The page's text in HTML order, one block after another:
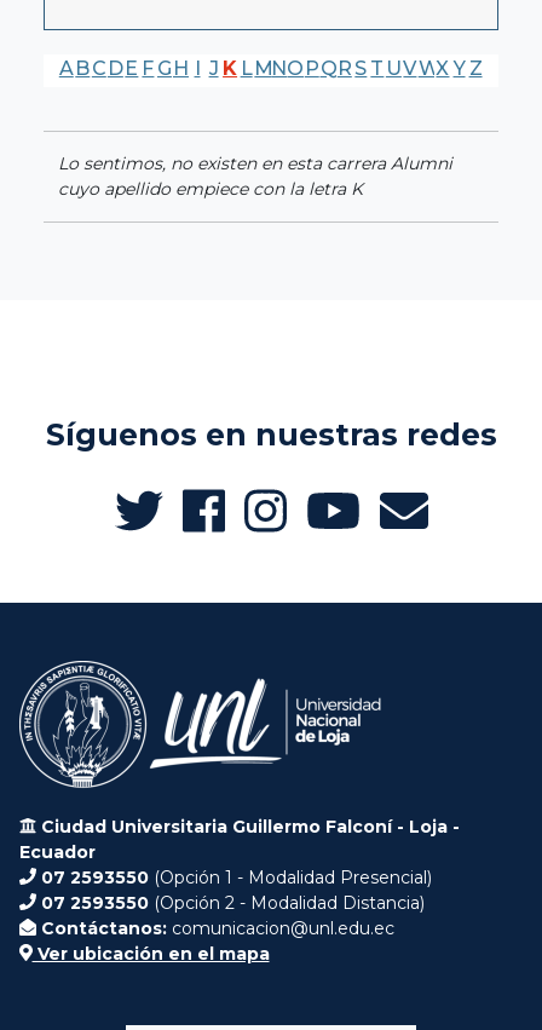
A BC DE F G H I J K LMNO PQR S T UVWX Y Z
Lo sentimos, no existen en esta carrera Alumni
cuyo apellido empiece con la letra K
Síguenos en nuestras redes
Ciudad Universitaria Guillermo Falconí - Loja -
Ecuador
07 2593550 (Opción 1 - Modalidad Presencial)
07 2593550 (Opción 2 - Modalidad Distancia)
Contáctanos: comunicacion@unl.edu.ec
Ver ubicación en el mapa